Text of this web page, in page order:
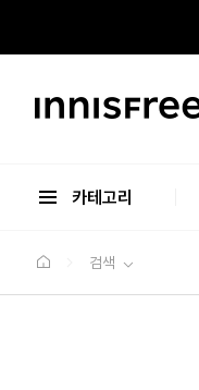
으
카테고리
검색